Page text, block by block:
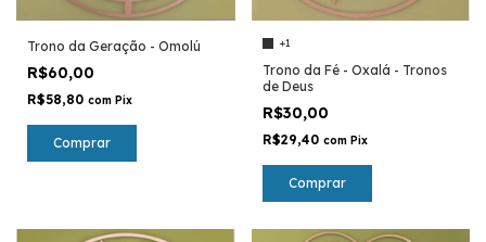
Trono da Geração - Omolú
R$60,00
R$58,80 com Pix
Comprar
+1
Trono da Fé - Oxalá - Tronos
de Deus
R$30,00
R$29,40 com Pix
Comprar